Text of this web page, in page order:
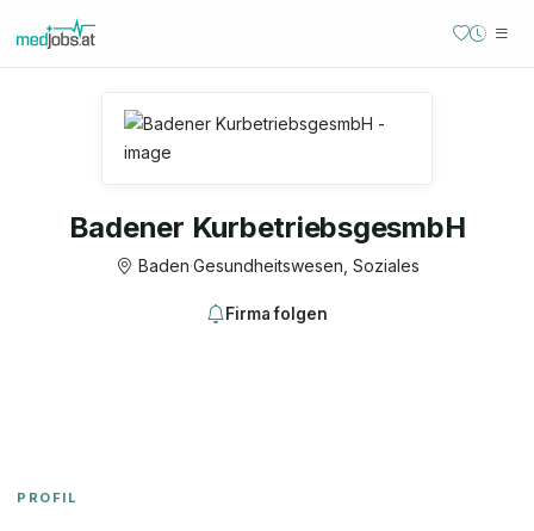
Badener KurbetriebsgesmbH
Baden·Gesundheitswesen, Soziales
Firma folgen
PROFIL